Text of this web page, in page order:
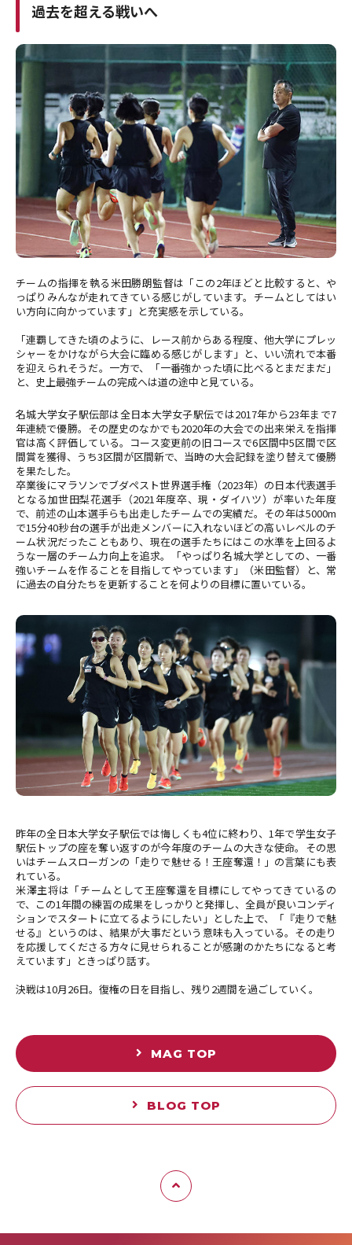
過去を超える戦いへ
チームの指揮を執る米田勝朗監督は「この2年ほどと比較すると、や
っぱりみんなが走れてきている感じがしています。チームとしてはい
い方向に向かっています」と充実感を示している。
「連覇してきた頃のように、レース前からある程度、他大学にプレッ
シャーをかけながら大会に臨める感じがします」と、いい流れで本番
を迎えられそうだ。一方で、「一番強かった頃に比べるとまだまだ」
と、史上最強チームの完成へは道の途中と見ている。
名城大学女子駅伝部は全日本大学女子駅伝では2017年から23年まで7
年連続で優勝。その歴史のなかでも2020年の大会での出来栄えを指揮
官は高く評価している。コース変更前の旧コースで6区間中5区間で区
間賞を獲得、うち3区間が区間新で、当時の大会記録を塗り替えて優勝
を果たした。
卒業後にマラソンでブダペスト世界選手権（2023年）の日本代表選手
となる加世田梨花選手（2021年度卒、現・ダイハツ）が率いた年度
で、前述の山本選手らも出走したチームでの実績だ。その年は5000m
で15分40秒台の選手が出走メンバーに入れないほどの高いレベルのチ
ーム状況だったこともあり、現在の選手たちにはこの水準を上回るよ
うな一層のチーム力向上を追求。「やっぱり名城大学としての、一番
強いチームを作ることを目指してやっています」（米田監督）と、常
に過去の自分たちを更新することを何よりの目標に置いている。
昨年の全日本大学女子駅伝では悔しくも4位に終わり、1年で学生女子
駅伝トップの座を奪い返すのが今年度のチームの大きな使命。その思
いはチームスローガンの「走りで魅せる！王座奪還！」の言葉にも表
れている。
米澤主将は「チームとして王座奪還を目標にしてやってきているの
で、この1年間の練習の成果をしっかりと発揮し、全員が良いコンディ
ションでスタートに立てるようにしたい」とした上で、「『走りで魅
せる』というのは、結果が大事だという意味も入っている。その走り
を応援してくださる方々に見せられることが感謝のかたちになると考
えています」ときっぱり話す。
決戦は10月26日。復権の日を目指し、残り2週間を過ごしていく。
MAG TOP
BLOG TOP